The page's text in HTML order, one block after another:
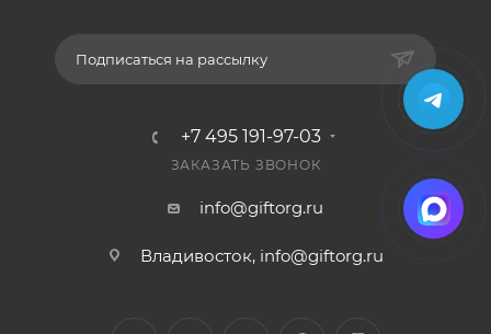
Подписаться на рассылку
+7 495 191-97-03
ЗАКАЗАТЬ ЗВОНОК
info@giftorg.ru
Владивосток, info@giftorg.ru